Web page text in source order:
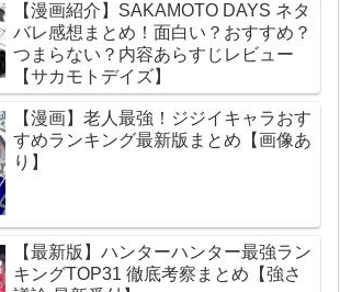
【漫画紹介】SAKAMOTO DAYS ネタ
バレ感想まとめ！面白い？おすすめ？
つまらない？内容あらすじレビュー
【サカモトデイズ】
【漫画】老人最強！ジジイキャラおす
すめランキング最新版まとめ【画像あ
り】
【最新版】ハンターハンター最強ラン
キングTOP31 徹底考察まとめ【強さ